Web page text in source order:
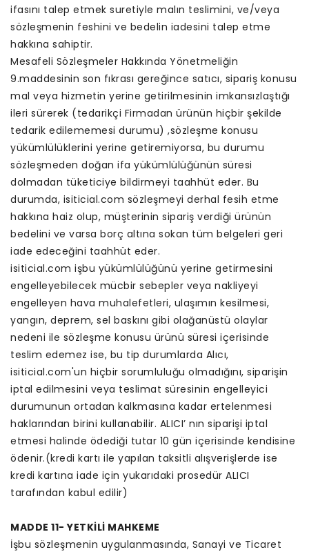
ifasını talep etmek suretiyle malın teslimini, ve/veya
sözleşmenin feshini ve bedelin iadesini talep etme
hakkına sahiptir.
Mesafeli Sözleşmeler Hakkında Yönetmeliğin
9.maddesinin son fıkrası gereğince satıcı, sipariş konusu
mal veya hizmetin yerine getirilmesinin imkansızlaştığı
ileri sürerek (tedarikçi Firmadan ürünün hiçbir şekilde
tedarik edilememesi durumu) ,sözleşme konusu
yükümlülüklerini yerine getiremiyorsa, bu durumu
sözleşmeden doğan ifa yükümlülüğünün süresi
dolmadan tüketiciye bildirmeyi taahhüt eder. Bu
durumda, isiticial.com sözleşmeyi derhal fesih etme
hakkına haiz olup, müşterinin sipariş verdiği ürünün
bedelini ve varsa borç altına sokan tüm belgeleri geri
iade edeceğini taahhüt eder.
isiticial.com işbu yükümlülüğünü yerine getirmesini
engelleyebilecek mücbir sebepler veya nakliyeyi
engelleyen hava muhalefetleri, ulaşımın kesilmesi,
yangın, deprem, sel baskını gibi olağanüstü olaylar
nedeni ile sözleşme konusu ürünü süresi içerisinde
teslim edemez ise, bu tip durumlarda Alıcı,
isiticial.com'un hiçbir sorumluluğu olmadığını, siparişin
iptal edilmesini veya teslimat süresinin engelleyici
durumunun ortadan kalkmasına kadar ertelenmesi
haklarından birini kullanabilir. ALICI’ nın siparişi iptal
etmesi halinde ödediği tutar 10 gün içerisinde kendisine
ödenir.(kredi kartı ile yapılan taksitli alışverişlerde ise
kredi kartına iade için yukarıdaki prosedür ALICI
tarafından kabul edilir)
MADDE 11- YETKİLİ MAHKEME
İşbu sözleşmenin uygulanmasında, Sanayi ve Ticaret